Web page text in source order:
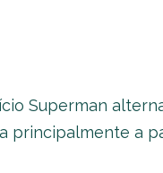
Superman
principalmente a